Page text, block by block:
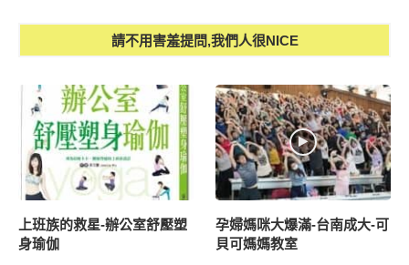
請不用害羞提問,我們人很NICE
上班族的救星-辦公室舒壓塑
身瑜伽
孕婦媽咪大爆滿-台南成大-可
貝可媽媽教室